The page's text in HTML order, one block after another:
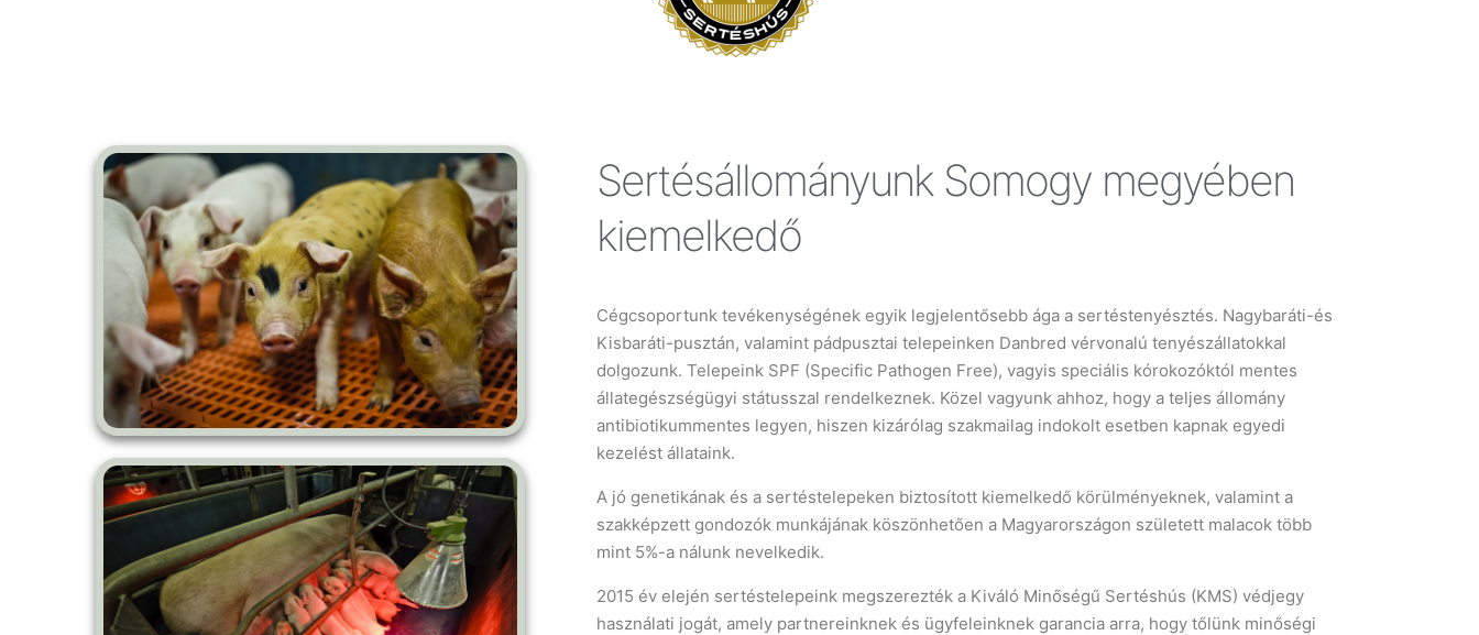
Sertésállományunk Somogy megyében
kiemelkedő
Cégcsoportunk tevékenységének egyik legjelentősebb ága a sertéstenyésztés. Nagybaráti-és
Kisbaráti-pusztán, valamint pádpusztai telepeinken Danbred vérvonalú tenyészállatokkal
dolgozunk. Telepeink SPF (Specific Pathogen Free), vagyis speciális kórokozóktól mentes
állategészségügyi státusszal rendelkeznek. Közel vagyunk ahhoz, hogy a teljes állomány
antibiotikummentes legyen, hiszen kizárólag szakmailag indokolt esetben kapnak egyedi
kezelést állataink.
A jó genetikának és a sertéstelepeken biztosított kiemelkedő körülményeknek, valamint a
szakképzett gondozók munkájának köszönhetően a Magyarországon született malacok több
mint 5%-a nálunk nevelkedik.
2015 év elején sertéstelepeink megszerezték a Kiváló Minőségű Sertéshús (KMS) védjegy
használati jogát, amely partnereinknek és ügyfeleinknek garancia arra, hogy tőlünk minőségi